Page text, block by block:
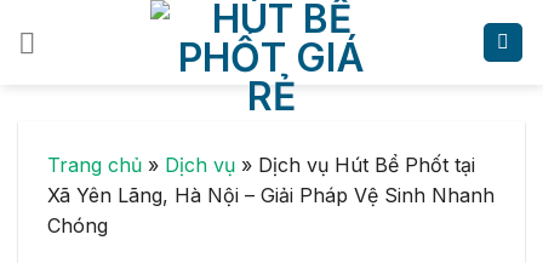
Trang chủ » Dịch vụ » Dịch vụ Hút Bể Phốt tại
Xã Yên Lãng, Hà Nội – Giải Pháp Vệ Sinh Nhanh
Chóng